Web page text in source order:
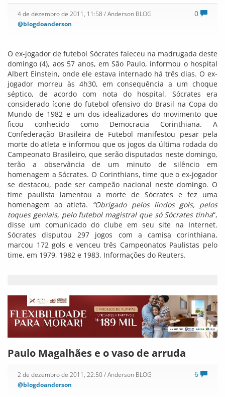
0
4 de dezembro de 2011, 11:58 / Anderson BLOG
@blogdoanderson
O ex-jogador de futebol Sócrates faleceu na madrugada deste
domingo (4), aos 57 anos, em São Paulo, informou o hospital
Albert Einstein, onde ele estava internado há três dias. O ex-
jogador morreu às 4h30, em consequência a um choque
séptico, de acordo com nota do hospital. Sócrates era
considerado ícone do futebol ofensivo do Brasil na Copa do
Mundo de 1982 e um dos idealizadores do movimento que
ficou conhecido como Democracia Corinthiana. A
Confederação Brasileira de Futebol manifestou pesar pela
morte do atleta e informou que os jogos da última rodada do
Campeonato Brasileiro, que serão disputados neste domingo,
terão a observância de um minuto de silêncio em
homenagem a Sócrates. O Corinthians, time que o ex-jogador
se destacou, pode ser campeão nacional neste domingo. O
time paulista lamentou a morte de Sócrates e fez uma
homenagem ao atleta. “Obrigado pelos lindos gols, pelos
toques geniais, pelo futebol magistral que só Sócrates tinha“,
disse um comunicado do clube em seu site na Internet.
Sócrates disputou 297 jogos com a camisa corinthiana,
marcou 172 gols e venceu três Campeonatos Paulistas pelo
time, em 1979, 1982 e 1983. Informações do Reuters.
Paulo Magalhães e o vaso de arruda
6
2 de dezembro de 2011, 22:50/ Anderson BLOG
@blogdoanderson